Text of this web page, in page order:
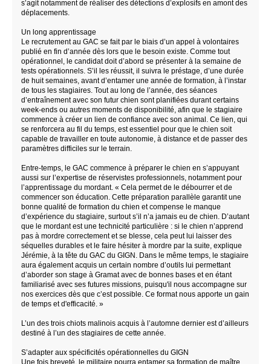
s’agit notamment de réaliser des détections d’explosifs en amont des
déplacements.
Un long apprentissage
Le recrutement au GAC se fait par le biais d’un appel à volontaires
publié en fin d’année dès lors que le besoin existe. Comme tout
opérationnel, le candidat doit d’abord se présenter à la semaine de
tests opérationnels. S’il les réussit, il suivra le préstage, d’une durée
de huit semaines, avant d’entamer une année de formation, à l’instar
de tous les stagiaires. Tout au long de l’année, des séances
d’entraînement avec son futur chien sont planifiées durant certains
week-ends ou autres moments de disponibilité, afin que le stagiaire
commence à créer un lien de confiance avec son animal. Ce lien, qui
se renforcera au fil du temps, est essentiel pour que le chien soit
capable de travailler en toute autonomie, à distance et de passer des
paramètres difficiles sur le terrain.
Entre-temps, le GAC commence à préparer le chien en s’appuyant
aussi sur l’expertise de réservistes professionnels, notamment pour
l’apprentissage du mordant. « Cela permet de le débourrer et de
commencer son éducation. Cette préparation parallèle garantit une
bonne qualité de formation du chien et compense le manque
d’expérience du stagiaire, surtout s’il n’a jamais eu de chien. D’autant
que le mordant est une technicité particulière : si le chien n’apprend
pas à mordre correctement et se blesse, cela peut lui laisser des
séquelles durables et le faire hésiter à mordre par la suite, explique
Jérémie, à la tête du GAC du GIGN. Dans le même temps, le stagiaire
aura également acquis un certain nombre d’outils lui permettant
d’aborder son stage à Gramat avec de bonnes bases et en étant
familiarisé avec ses futures missions, puisqu'il nous accompagne sur
nos exercices dès que c’est possible. Ce format nous apporte un gain
de temps et d'efficacité. »
L’un des trois chiots malinois acquis à l’automne dernier est d’ailleurs
destiné à l’un des stagiaires de cette année.
S’adapter aux spécificités opérationnelles du GIGN